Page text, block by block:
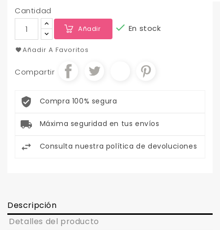
Cantidad
Añadir  En stock
Añadir A Favoritos
Compartir
Compra 100% segura
Máxima seguridad en tus envíos
Consulta nuestra política de devoluciones
Descripción
Detalles del producto